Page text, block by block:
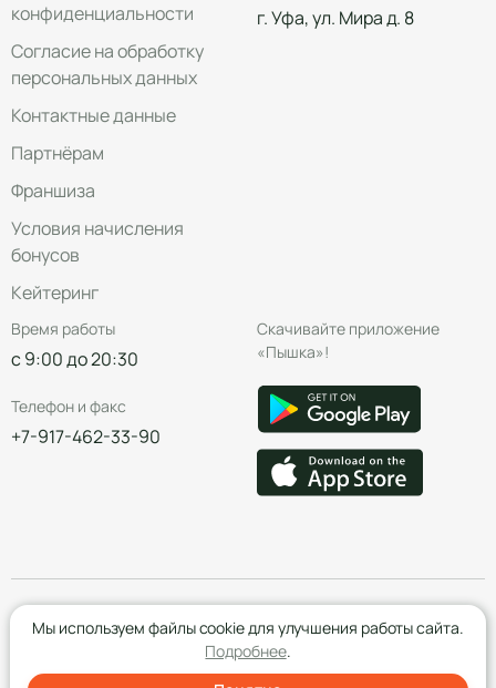
конфиденциальности
Согласие на обработку
персональных данных
Контактные данные
Партнёрам
Франшиза
Условия начисления
бонусов
Кейтеринг
г. Уфа, ул. Мира д. 8
Время работы
с 9:00 до 20:30
Телефон и факс
+7-917-462-33-90
Скачивайте приложение
«Пышка»!
Мы используем файлы cookie для улучшения работы сайта.
Подробнее.